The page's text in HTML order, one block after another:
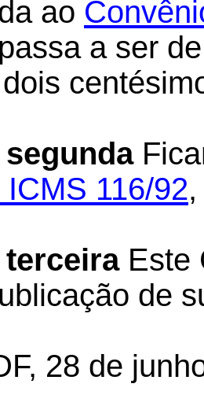
ao
a ser
116/92
Este
de
28 de